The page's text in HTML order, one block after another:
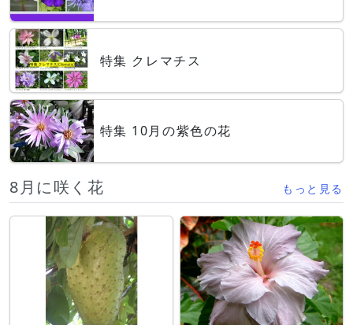
特集 クレマチス
特集 10月の紫色の花
8月に咲く花 もっと見る